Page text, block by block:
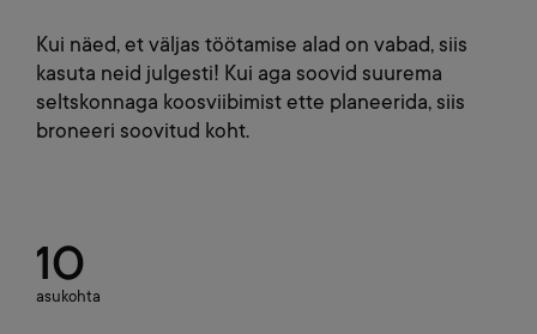
Kui näed, et väljas töötamise alad on vabad, siis
kasuta neid julgesti! Kui aga soovid suurema
seltskonnaga koosviibimist ette planeerida, siis
broneeri soovitud koht.
10
asukohta